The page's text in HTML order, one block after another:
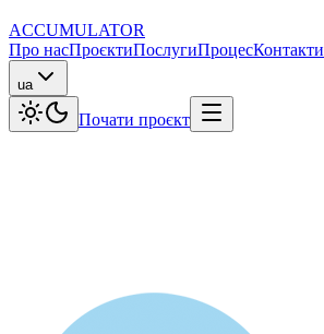
ACCUMULATOR
Про насПроєктиПослугиПроцесКонтакти
ua
Почати проєкт